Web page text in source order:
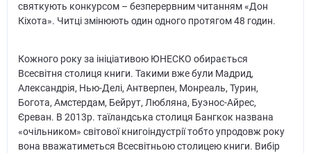
святкують конкурсом – безперервним читанням «Дон
Кіхота». Читці змінюють один одного протягом 48 годин.
Кожного року за ініціативою ЮНЕСКО обирається
Всесвітня столиця книги. Такими вже були Мадрид,
Александрія, Нью-Делі, Антверпен, Монреаль, Турин,
Богота, Амстердам, Бейрут, Любляна, Буэнос-Айрес,
Єреван. В 2013р. таїландська столиця Бангкок названа
«очільником» світової книгоіндустрії тобто упродовж року
вона вважатиметься Всесвітньою столицею книги. Вибір